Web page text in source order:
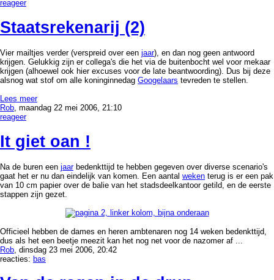
reageer
Staatsrekenarij (2)
Vier mailtjes verder (verspreid over een jaar), en dan nog geen antwoord
krijgen. Gelukkig zijn er collega's die het via de buitenbocht wel voor mekaar
krijgen (alhoewel ook hier excuses voor de late beantwoording). Dus bij deze
alsnog wat stof om alle koninginnedag Googelaars tevreden te stellen.
Lees meer
Rob , maandag 22 mei 2006, 21:10
reageer
It giet oan !
Na de buren een jaarbedenkttijd te hebben gegeven over diverse scenario's
gaat het er nu dan eindelijk van komen. Een aantal weken terug is er een pak
van 10 cm papier over de balie van het stadsdeelkantoor getild, en de eerste
stappen zijn gezet.
Officieel hebben de dames en heren ambtenaren nog 14 weken bedenkttijd,
dus als het een beetje meezit kan het nog net voor de nazomer af ...
Rob , dinsdag 23 mei 2006, 20:42
reacties: bas